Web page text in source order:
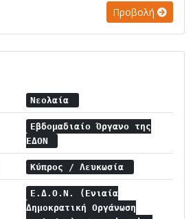
Προβολή
Νεολαία
Εβδομαδιαίο Όργανο της
ΕΔΟΝ
Κύπρος / Λευκωσία
Ε.Δ.Ο.Ν. (Ενιαία
Δημοκρατική Οργάνωση